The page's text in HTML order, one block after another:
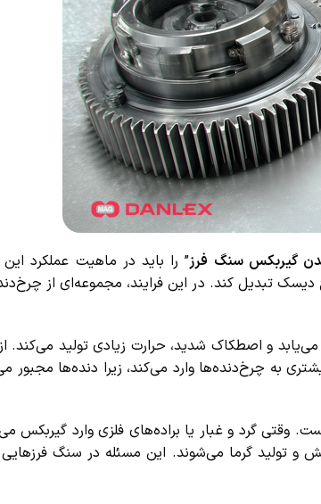
گیربکس سنگ فرز” را باید در ماهیت عملکرد
تبدیل کند. در این فرایند، مجموعه‌ای از
و اصطکاک شدید، حرارت زیادی تولید می‌کند.
به چرخ‌دنده‌ها وارد می‌کند، زیرا دنده‌ها مجبور
گرد و غبار یا براده‌های فلزی وارد گیربکس
تولید گرما می‌شوند. این مسئله در سنگ فرزهایی